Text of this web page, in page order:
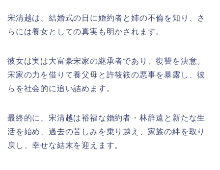
宋清越は、結婚式の日に婚約者と姉の不倫を知り、さ
らには養女としての真実も明かされます。
彼女は実は大富豪宋家の継承者であり、復讐を決意。
宋家の力を借りて養父母と許筱筱の悪事を暴露し、彼
らを社会的に追い詰めます。
最終的に、宋清越は裕福な婚約者・林辞遠と新たな生
活を始め、過去の苦しみを乗り越え、家族の絆を取り
戻し、幸せな結末を迎えます。